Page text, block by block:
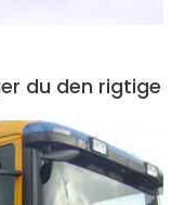
du den rigtige